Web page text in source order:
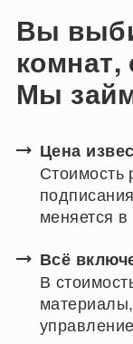
Вы
комнат,
Мы
Цена
Стоимость
меняется
Всё
В